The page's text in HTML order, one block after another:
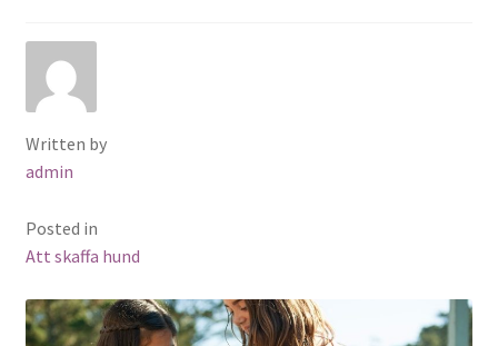
Written by
admin
Posted in
Att skaffa hund